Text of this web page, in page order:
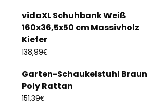
vidaXL Schuhbank Weiß
160x36,5x50 cm Massivholz
Kiefer
138,99€
Garten-Schaukelstuhl Braun
Poly Rattan
151,39€